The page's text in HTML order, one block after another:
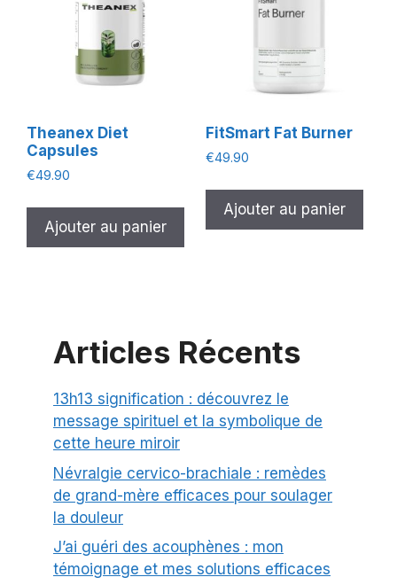
Theanex Diet
Capsules
€49.90
Ajouter au panier
FitSmart Fat Burner
€49.90
Ajouter au panier
Articles Récents
13h13 signification : découvrez le
message spirituel et la symbolique de
cette heure miroir
Névralgie cervico-brachiale : remèdes
de grand-mère efficaces pour soulager
la douleur
J’ai guéri des acouphènes : mon
témoignage et mes solutions efficaces